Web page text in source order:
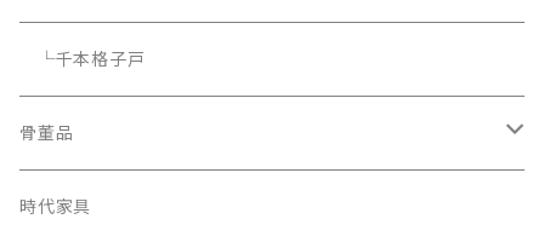
└千本格子戸
骨董品
骨董品
時代家具